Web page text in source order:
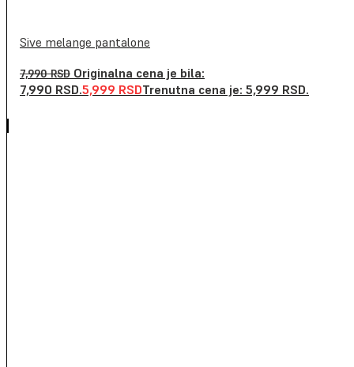
Sive melange pantalone
7,990RSD Originalna cena je bila:
7,990 RSD.5,999 RSDTrenutna cena je: 5,999 RSD.